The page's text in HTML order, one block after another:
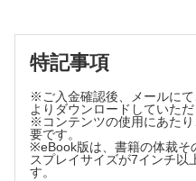
臨床応用への課題～
膵癌・胆道癌の発癌前微小
能性～腫瘍免疫微小環境
～
飯田 忠ほか
特記事項
※ご入金確認後、メールに
よりダウンロードしていた
※コンテンツの使用にあた
要です。
※eBook版は、書籍の体裁そ
スプレイサイズが7インチ以
す。